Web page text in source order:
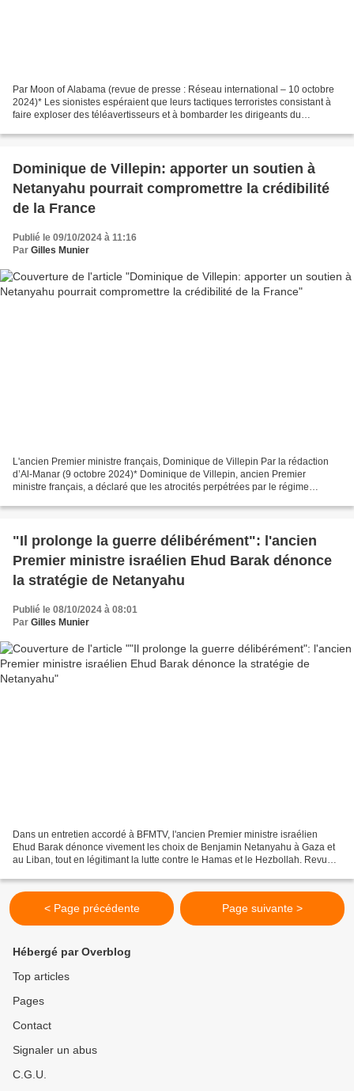
Par Moon of Alabama (revue de presse : Réseau international – 10 octobre
2024)* Les sionistes espéraient que leurs tactiques terroristes consistant à
faire exploser des téléavertisseurs et à bombarder les dirigeants du
Dominique de Villepin: apporter un soutien à
Netanyahu pourrait compromettre la crédibilité
de la France
Publié le 09/10/2024 à 11:16
Par Gilles Munier
L'ancien Premier ministre français, Dominique de Villepin Par la rédaction
d’Al-Manar (9 octobre 2024)* Dominique de Villepin, ancien Premier
ministre français, a déclaré que les atrocités perpétrées par le régime
"Il prolonge la guerre délibérément": l'ancien
Premier ministre israélien Ehud Barak dénonce
la stratégie de Netanyahu
Publié le 08/10/2024 à 08:01
Par Gilles Munier
Dans un entretien accordé à BFMTV, l'ancien Premier ministre israélien
Ehud Barak dénonce vivement les choix de Benjamin Netanyahu à Gaza et
au Liban, tout en légitimant la lutte contre le Hamas et le Hezbollah. Revue
< Page précédente Page suivante >
Hébergé par Overblog
Top articles
Pages
Contact
Signaler un abus
C.G.U.